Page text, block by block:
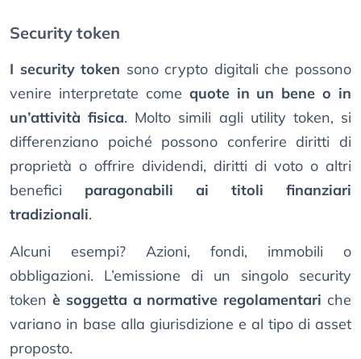
Security token
I security token sono crypto digitali che possono
venire interpretate come quote in un bene o in
un’attività fisica. Molto simili agli utility token, si
differenziano poiché possono conferire diritti di
proprietà o offrire dividendi, diritti di voto o altri
benefici paragonabili ai titoli finanziari
tradizionali.
Alcuni esempi? Azioni, fondi, immobili o
obbligazioni. L’emissione di un singolo security
token è soggetta a normative regolamentari che
variano in base alla giurisdizione e al tipo di asset
proposto.